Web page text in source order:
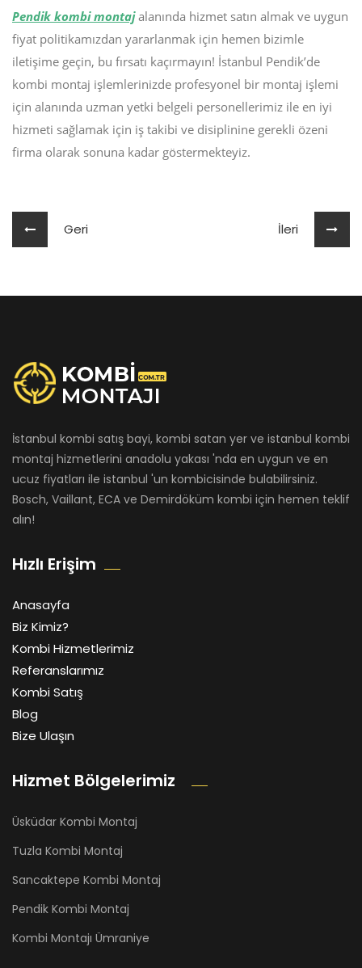
Pendik kombi montajalanında hizmet satın almak ve uygun
fiyat politikamızdan yararlanmak için hemen bizimle
iletişime geçin, bu fırsatı kaçırmayın! İstanbul Pendik’de
kombi montaj işlemlerinizde profesyonel bir montaj işlemi
için alanında uzman yetki belgeli personellerimiz ile en iyi
hizmeti sağlamak için iş takibi ve disiplinine gerekli özeni
firma olarak sonuna kadar göstermekteyiz.
Geri İleri
İstanbul kombi satış bayi, kombi satan yer ve istanbul kombi
montaj hizmetlerini anadolu yakası 'nda en uygun ve en
ucuz fiyatları ile istanbul 'un kombicisinde bulabilirsiniz.
Bosch, Vaillant, ECA ve Demirdöküm kombi için hemen teklif
alın!
Hızlı Erişim
Anasayfa
Biz Kimiz?
Kombi Hizmetlerimiz
Referanslarımız
Kombi Satış
Blog
Bize Ulaşın
Hizmet Bölgelerimiz
Üsküdar Kombi Montaj
Tuzla Kombi Montaj
Sancaktepe Kombi Montaj
Pendik Kombi Montaj
Kombi Montajı Ümraniye